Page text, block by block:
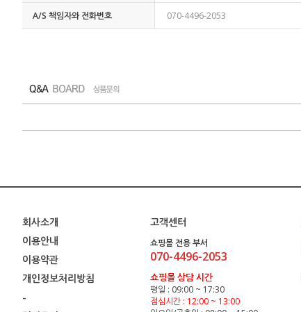
A/S 책임자와 전화번호 070-4496-2053
회사소개
이용안내
이용약관
개인정보처리방침
-
고객센터
쇼핑몰 전용 부서
070-4496-2053
쇼핑몰 상담 시간
평일 : 09:00 ~ 17:30
점심시간 : 12:00 ~ 13:00